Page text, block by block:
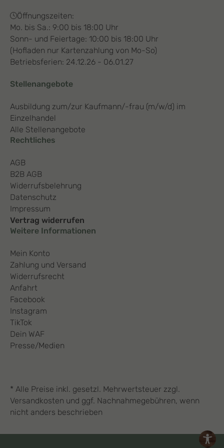
Öffnungszeiten:
Mo. bis Sa.: 9:00 bis 18:00 Uhr
Sonn- und Feiertage: 10:00 bis 18:00 Uhr
(Hofladen nur Kartenzahlung von Mo-So)
Betriebsferien: 24.12.26 - 06.01.27
Stellenangebote
Ausbildung zum/zur Kaufmann/-frau (m/w/d) im
Einzelhandel
Alle Stellenangebote
Rechtliches
AGB
B2B AGB
Widerrufsbelehrung
Datenschutz
Impressum
Vertrag widerrufen
Weitere Informationen
Mein Konto
Zahlung und Versand
Widerrufsrecht
Anfahrt
Facebook
Instagram
TikTok
Dein WAF
Presse/Medien
* Alle Preise inkl. gesetzl. Mehrwertsteuer zzgl.
Versandkosten und ggf. Nachnahmegebühren, wenn
nicht anders beschrieben